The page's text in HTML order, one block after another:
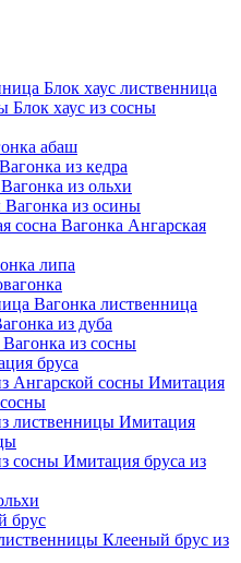
Блок хаус лиственница
Блок хаус из сосны
абаш
Вагонка из кедра
Вагонка из ольхи
Вагонка из осины
Вагонка Ангарская
липа
Вагонка лиственница
из дуба
Вагонка из сосны
бруса
Имитация
Имитация
Имитация бруса из
брус
Клееный брус из